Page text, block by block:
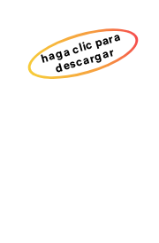
haga clic para
descargar